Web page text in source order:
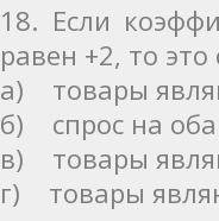
18. Если
равен +2, то
а) товары
б) спрос на оба
в) товары
г) товары